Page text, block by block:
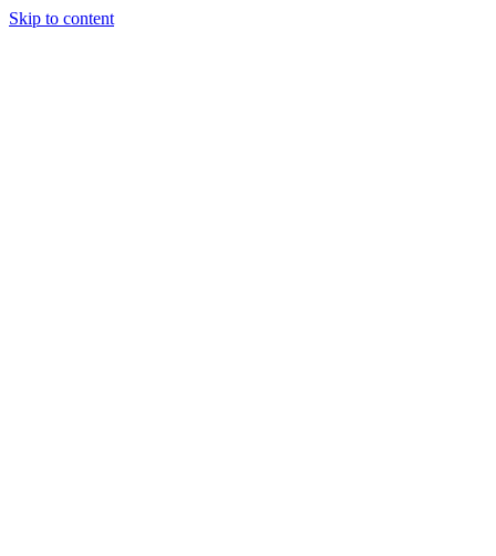
Skip to content